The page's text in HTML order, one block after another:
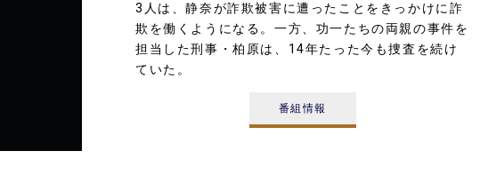
3人は、静奈が詐欺被害に遭ったことをきっかけに詐
欺を働くようになる。一方、功一たちの両親の事件を
担当した刑事・柏原は、14年たった今も捜査を続け
ていた。
番組情報